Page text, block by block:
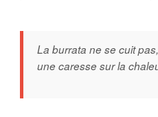
La burrata ne se cuit
une caresse sur la